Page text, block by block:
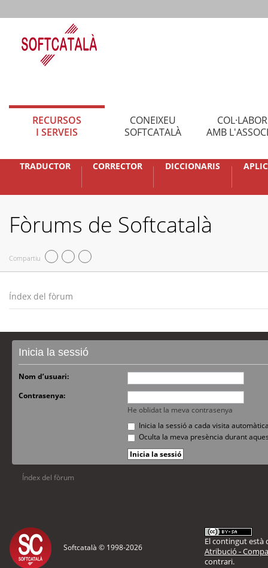
RECURSOS
I SERVEIS
CONEIXEU
SOFTCATALÀ
AMB
TRADUCTOR CORRECTOR DICCIONARIS
Fòrums de Softcatalà
Compartiu
Índex del fòrum
Inicia la sessió
Nom d’usuari:
Contrasenya:
He oblidat la meva contrasenya
Inicia la sessió a cada visita
Oculta la meva presència durant
Índex del fòrum
Softcatalà © 1998-2026
El contingut està
Atribució -
contrari.